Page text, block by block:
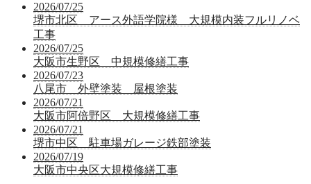
2026/07/25
堺市北区 アース外語学院様 大規模内装フルリノベ
工事
2026/07/25
大阪市生野区 中規模修繕工事
2026/07/23
八尾市 外壁塗装 屋根塗装
2026/07/21
大阪市阿倍野区 大規模修繕工事
2026/07/21
堺市中区 駐車場ガレージ鉄部塗装
2026/07/19
大阪市中央区大規模修繕工事